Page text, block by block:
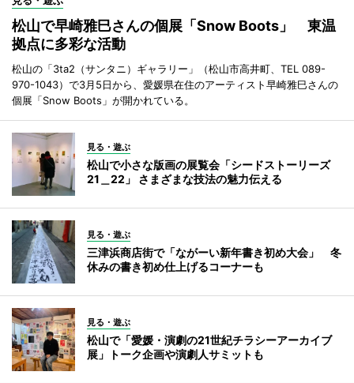
松山で早崎雅巳さんの個展「Snow Boots」 東温
拠点に多彩な活動
松山の「3ta2（サンタニ）ギャラリー」（松山市高井町、TEL 089-
970-1043）で3月5日から、愛媛県在住のアーティスト早崎雅巳さんの
個展「Snow Boots」が開かれている。
見る・遊ぶ
松山で小さな版画の展覧会「シードストーリーズ
21＿22」 さまざまな技法の魅力伝える
見る・遊ぶ
三津浜商店街で「ながーい新年書き初め大会」 冬
休みの書き初め仕上げるコーナーも
見る・遊ぶ
松山で「愛媛・演劇の21世紀チラシーアーカイブ
展」トーク企画や演劇人サミットも